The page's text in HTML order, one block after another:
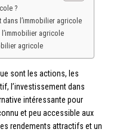
?
dans l’immobilier agricole
agricole
agricole
sont les actions, les
l’investissement dans
intéressante pour
et peu accessible aux
rendements attractifs et un